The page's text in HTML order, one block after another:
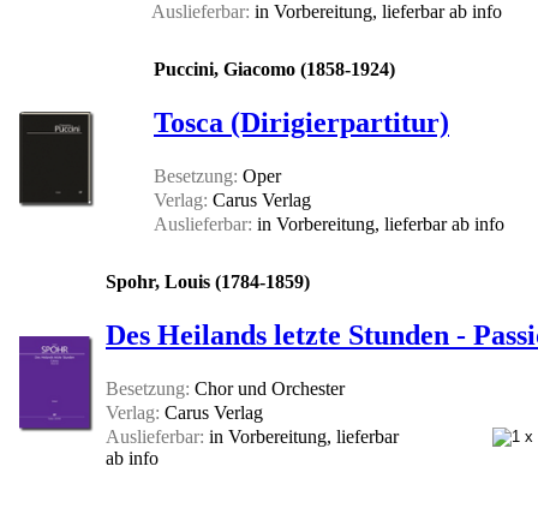
Auslieferbar: in Vorbereitung, lieferbar ab info
Puccini, Giacomo (1858-1924)
Tosca (Dirigierpartitur)
Besetzung: Oper
Verlag: Carus Verlag
Auslieferbar: in Vorbereitung, lieferbar ab info
Spohr, Louis (1784-1859)
Des Heilands letzte Stunden -
Besetzung: Chor und Orchester
Verlag: Carus Verlag
Auslieferbar: in Vorbereitung, lieferbar
ab info